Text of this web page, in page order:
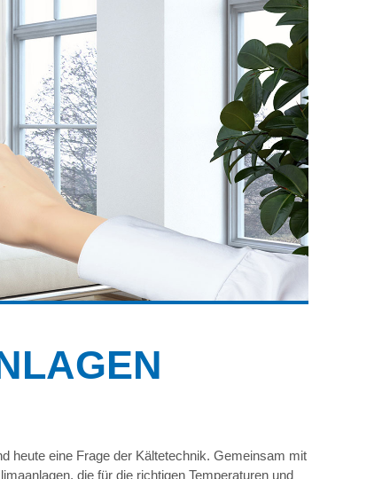
heute eine Frage der Kältetechnik. Gemeinsam mit
die für die richtigen Temperaturen und